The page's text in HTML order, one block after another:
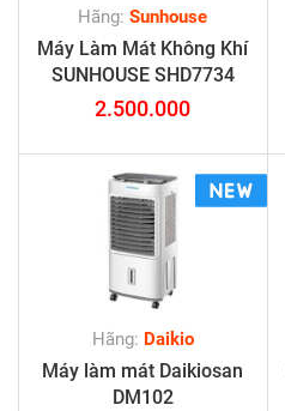
Hãng:Sunhouse
Máy Làm Mát Không Khí
SUNHOUSE SHD7734
2.500.000
Hãng: Daikio
Máy làm mát Daikiosan
DM102